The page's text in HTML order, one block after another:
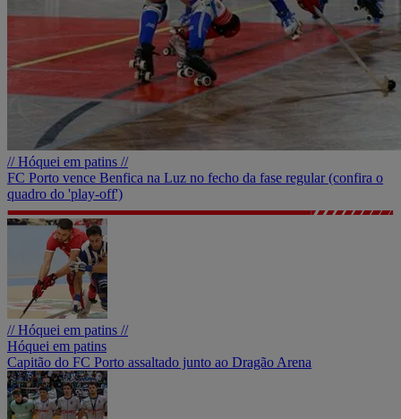
// Hóquei em patins //
FC Porto vence Benfica na Luz no fecho da fase regular (confira o
quadro do 'play-off')
// Hóquei em patins //
Hóquei em patins
Capitão do FC Porto assaltado junto ao Dragão Arena